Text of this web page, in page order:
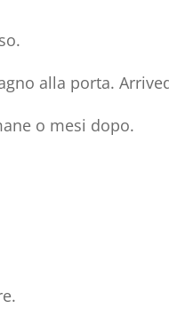
alla porta.
o mesi dopo.